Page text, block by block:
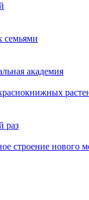
семьями
академия
раз
строение нового